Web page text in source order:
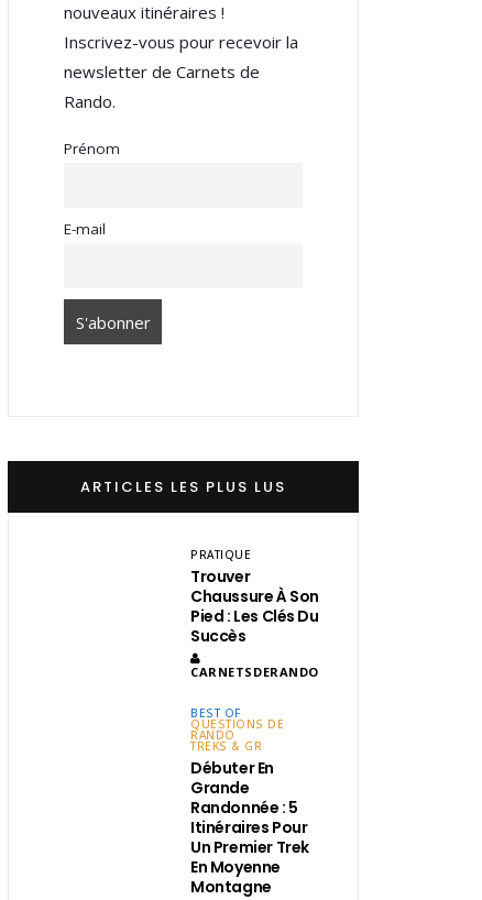
nouveaux itinéraires !
Inscrivez-vous pour recevoir la
newsletter de Carnets de
Rando.
Prénom
E-mail
ARTICLES LES PLUS LUS
PRATIQUE
Trouver
Chaussure À Son
Pied : Les Clés Du
Succès
CARNETSDERANDO
BEST OF
QUESTIONS DE
RANDO
TREKS & GR
Débuter En
Grande
Randonnée : 5
Itinéraires Pour
Un Premier Trek
En Moyenne
Montagne